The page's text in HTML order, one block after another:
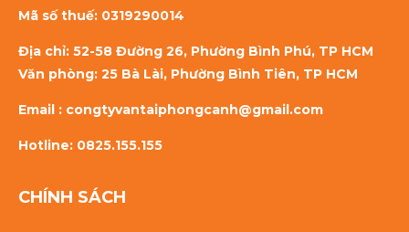
Mã số thuế: 0319290014
Địa chỉ: 52-58 Đường 26, Phường Bình Phú, TP HCM
Văn phòng: 25 Bà Lài, Phường Bình Tiên, TP HCM
Email : congtyvantaiphongcanh@gmail.com
Hotline: 0825.155.155
CHÍNH SÁCH